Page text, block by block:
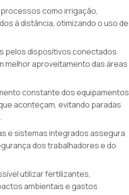
como irrigação,
à distância, otimizando o uso de
pelos dispositivos conectados
melhor aproveitamento das áreas
constante dos equipamentos
aconteçam, evitando paradas
e sistemas integrados assegura
dos trabalhadores e do
utilizar fertilizantes,
ambientais e gastos